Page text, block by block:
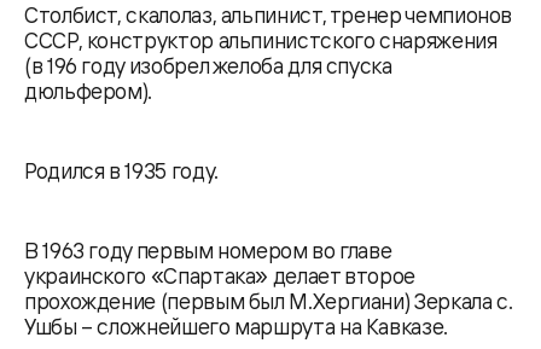
Столбист, скалолаз, альпинист, тренер чемпионов
СССР, конструктор альпинистского снаряжения
(в 196 году изобрел желоба для спуска
дюльфером).
Родился в 1935 году.
В 1963 году первым номером во главе
украинского «Спартака» делает второе
прохождение (первым был М.Хергиани) Зеркала с.
Ушбы – сложнейшего маршрута на Кавказе.